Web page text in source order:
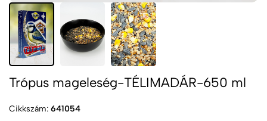
Trópus mageleség-TÉLIMADÁR-650 ml
Cikkszám: 641054